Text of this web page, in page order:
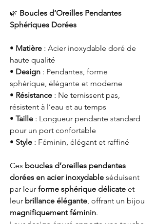
🌿 Boucles d’Oreilles Pendantes
Sphériques Dorées
• Matière : Acier inoxydable doré de
haute qualité
• Design : Pendantes, forme
sphérique, élégante et moderne
• Résistance : Ne ternissent pas,
résistent à l’eau et au temps
• Taille : Longueur pendante standard
pour un port confortable
• Style : Féminin, élégant et raffiné
Ces boucles d’oreilles pendantes
dorées en acier inoxydable séduisent
par leur forme sphérique délicate et
leur brillance élégante, offrant un bijou
magnifiquement féminin.